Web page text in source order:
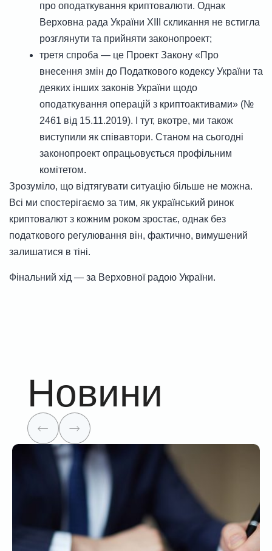
про оподаткування криптовалюти. Однак
Верховна рада України XIII скликання не встигла
розглянути та прийняти законопроект;
третя спроба — це Проект Закону «Про
внесення змін до Податкового кодексу України та
деяких інших законів України щодо
оподаткування операцій з криптоактивами» (№
2461 від 15.11.2019). І тут, вкотре, ми також
виступили як співавтори. Станом на сьогодні
законопроект опрацьовується профільним
комітетом.
Зрозуміло, що відтягувати ситуацію більше не можна.
Всі ми спостерігаємо за тим, як український ринок
криптовалют з кожним роком зростає, однак без
податкового регулювання він, фактично, вимушений
залишатися в тіні.
Фінальний хід — за Верховної радою України.
Новини